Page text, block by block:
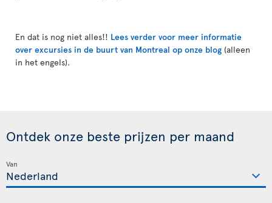
En dat is nog niet alles!! Lees verder voor meer informatie
over excursies in de buurt van Montreal op onze blog (alleen
in het engels).
Ontdek onze beste prijzen per maand
Van